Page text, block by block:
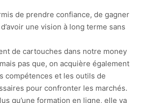
de prendre confiance, de gagner
une vision à long terme sans
de cartouches dans notre money
pas que, on acquière également
compétences et les outils de
pour confronter les marchés.
qu’une formation en ligne, elle va